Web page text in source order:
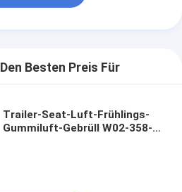
Besten Preis Für
Trailer-Seat-Luft-Frühlings-
Gummiluft-Gebrüll W02-358-